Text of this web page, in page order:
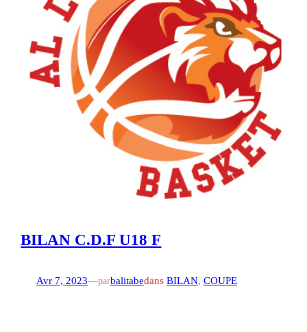
BILAN C.D.F U18 F
Avr 7, 2023—parbalitabedans BILAN, COUPE